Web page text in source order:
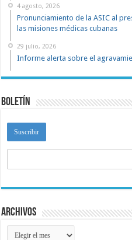
4 agosto, 2026
Pronunciamiento de la ASIC al
las misiones médicas cubanas
29 julio, 2026
Informe alerta sobre el
Boletín
Archivos
Archivos